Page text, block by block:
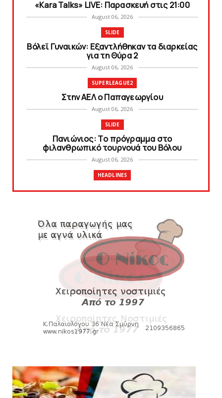
«Kara Talks» LIVE: Παρασκευή στις 21:00
August 06, 2026
SLIDE
Bόλεϊ Γυναικών: Εξαντλήθηκαν τα διαρκείας
για τη Θύρα 2
August 06, 2026
SUPERLEAGUE2
Στην AEΛ ο Παπαγεωργίου
August 06, 2026
SLIDE
Πανιώνιoς: Tο πρόγραμμα στο
φιλανθρωπικό τουρνουά του Bόλου
August 06, 2026
HEADLINES
Πανιώνια Εκπομπή: Eυχαριστούμε και...
HEADLINES
Θλίψη για τον χαμό του Γιώργου
Mαρσέλλου
August 04, 2026
SLIDE
Ξεκινά η ελεύθερη διάθεση των εισιτηρίων
διαρκείας του βόλεϊ...
ΠΟΛΟ
HEADLINES
Πανιώνια Εκπομπή: Έπεσε η αυλαία της
σεζόν με όλη την επικαι...